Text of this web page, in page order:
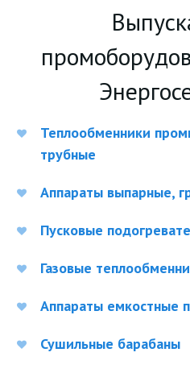
Теплообменники
трубные
Аппараты выпарные,
Пусковые
Газовые
Аппараты емкостные
Сушильные барабаны